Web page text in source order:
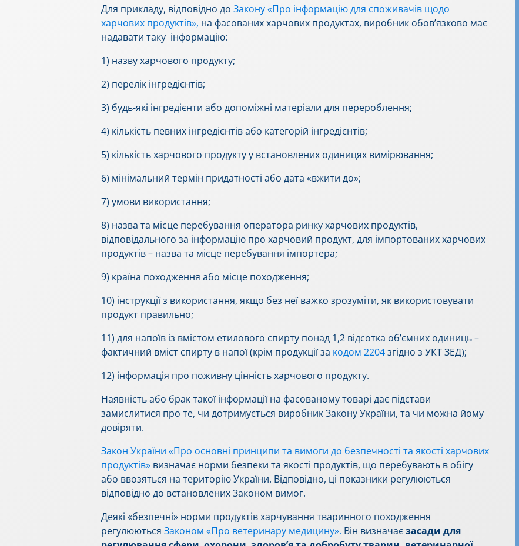
Для прикладу, відповідно до Закону «Про інформацію для споживачів щодо
харчових продуктів», на фасованих харчових продуктах, виробник обов’язково має
надавати таку інформацію:
1) назву харчового продукту;
2) перелік інгредієнтів;
3) будь-які інгредієнти або допоміжні матеріали для перероблення;
4) кількість певних інгредієнтів або категорій інгредієнтів;
5) кількість харчового продукту у встановлених одиницях вимірювання;
6) мінімальний термін придатності або дата «вжити до»;
7) умови використання;
8) назва та місце перебування оператора ринку харчових продуктів,
відповідального за інформацію про харчовий продукт, для імпортованих харчових
продуктів – назва та місце перебування імпортера;
9) країна походження або місце походження;
10) інструкції з використання, якщо без неї важко зрозуміти, як використовувати
продукт правильно;
11) для напоїв із вмістом етилового спирту понад 1,2 відсотка об’ємних одиниць –
фактичний вміст спирту в напої (крім продукції за кодом 2204згідно з УКТ ЗЕД);
12) інформація про поживну цінність харчового продукту.
Наявність або брак такої інформації на фасованому товарі дає підстави
замислитися про те, чи дотримується виробник Закону України, та чи можна йому
довіряти.
Закон України «Про основні принципи та вимоги до безпечності та якості харчових
продуктів» визначає норми безпеки та якості продуктів, що перебувають в обігу
або ввозяться на територію України. Відповідно, ці показники регулюються
відповідно до встановлених Законом вимог.
Деякі «безпечні» норми продуктів харчування тваринного походження
регулюються Законом «Про ветеринару медицину». Він визначаєзасади для